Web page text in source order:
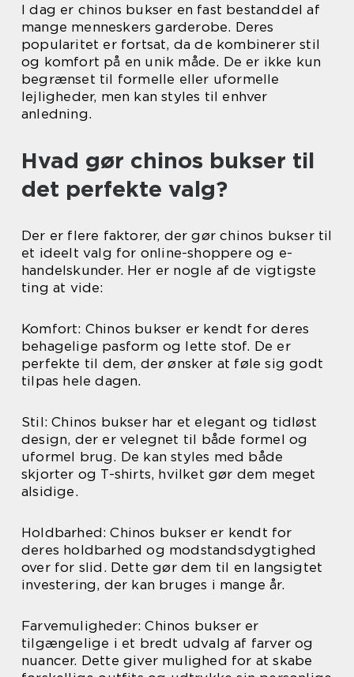
I dag er chinos bukser en fast bestanddel af
mange menneskers garderobe. Deres
popularitet er fortsat, da de kombinerer stil
og komfort på en unik måde. De er ikke kun
begrænset til formelle eller uformelle
lejligheder, men kan styles til enhver
anledning.
Hvad gør chinos bukser til
det perfekte valg?
Der er flere faktorer, der gør chinos bukser til
et ideelt valg for online-shoppere og e-
handelskunder. Her er nogle af de vigtigste
ting at vide:
Komfort: Chinos bukser er kendt for deres
behagelige pasform og lette stof. De er
perfekte til dem, der ønsker at føle sig godt
tilpas hele dagen.
Stil: Chinos bukser har et elegant og tidløst
design, der er velegnet til både formel og
uformel brug. De kan styles med både
skjorter og T-shirts, hvilket gør dem meget
alsidige.
Holdbarhed: Chinos bukser er kendt for
deres holdbarhed og modstandsdygtighed
over for slid. Dette gør dem til en langsigtet
investering, der kan bruges i mange år.
Farvemuligheder: Chinos bukser er
tilgængelige i et bredt udvalg af farver og
nuancer. Dette giver mulighed for at skabe